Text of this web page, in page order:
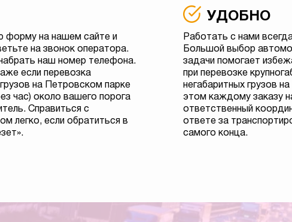
форму на нашем сайте и
на звонок оператора.
наш номер телефона.
если перевозка
на Петровском парке
час) около вашего порога
Справиться с
легко, если обратиться в
УДОБНО
Работать с нами
Большой выбор
задачи помогает
при перевозке
негабаритных грузов
этом каждому заказу
ответственный
ответе за
самого конца.